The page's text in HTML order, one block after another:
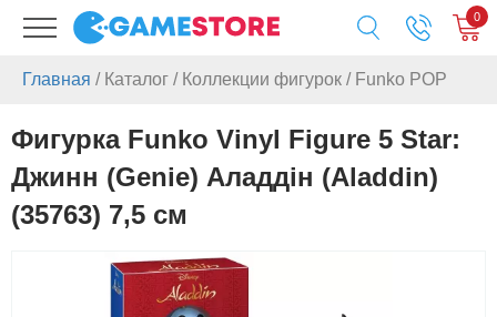
0
Главная / Каталог / Коллекции фигурок / Funko POP
Фигурка Funko Vinyl Figure 5 Star:
Джинн (Genie) Аладдін (Aladdin)
(35763) 7,5 см